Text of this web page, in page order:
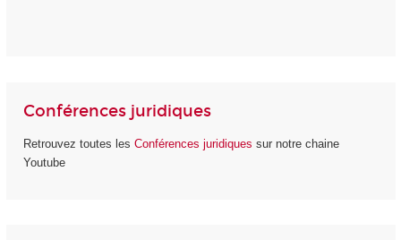
Conférences juridiques
Retrouvez toutes les Conférences juridiques sur notre chaine
Youtube